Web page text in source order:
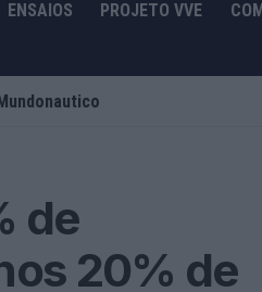
ENSAIOS PROJETO VVE
de
20% de